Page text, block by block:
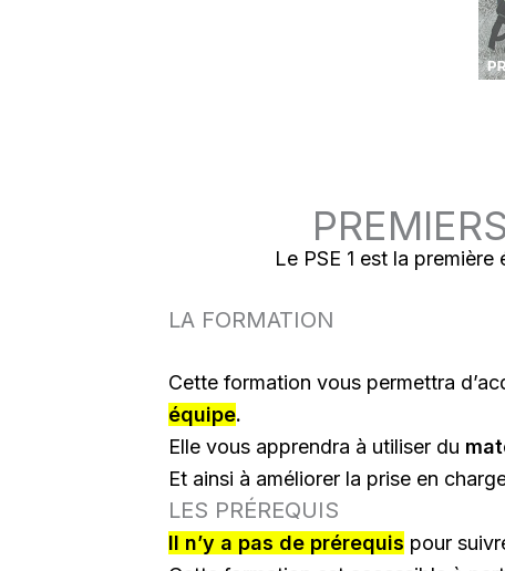
Le PSE 1 est la
LA FORMATION
Cette formation vous permettra
équipe.
Elle vous apprendra à utiliser du
Et ainsi à améliorer la prise en
LES PRÉREQUIS
Il n’y a pas de prérequis pour